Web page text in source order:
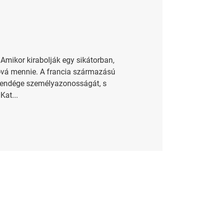
kirabolják egy sikátorban,
mennie. A francia származású
személyazonosságát, s